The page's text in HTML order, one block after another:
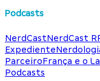
Podcasts
NerdCastNerdCast
Expediente
ParceiroFrança e o
Podcasts